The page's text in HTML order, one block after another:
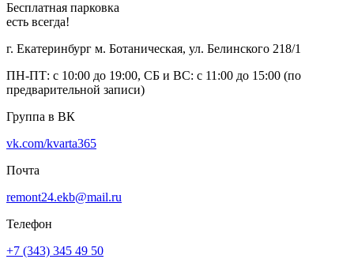
Бесплатная парковка
есть всегда!
г. Екатеринбург м. Ботаническая, ул. Белинского 218/1
ПН-ПТ: с 10:00 до 19:00, СБ и ВС: с 11:00 до 15:00 (по
предварительной записи)
Группа в ВК
vk.com/kvarta365
Почта
remont24.ekb@mail.ru
Телефон
+7 (343) 345 49 50